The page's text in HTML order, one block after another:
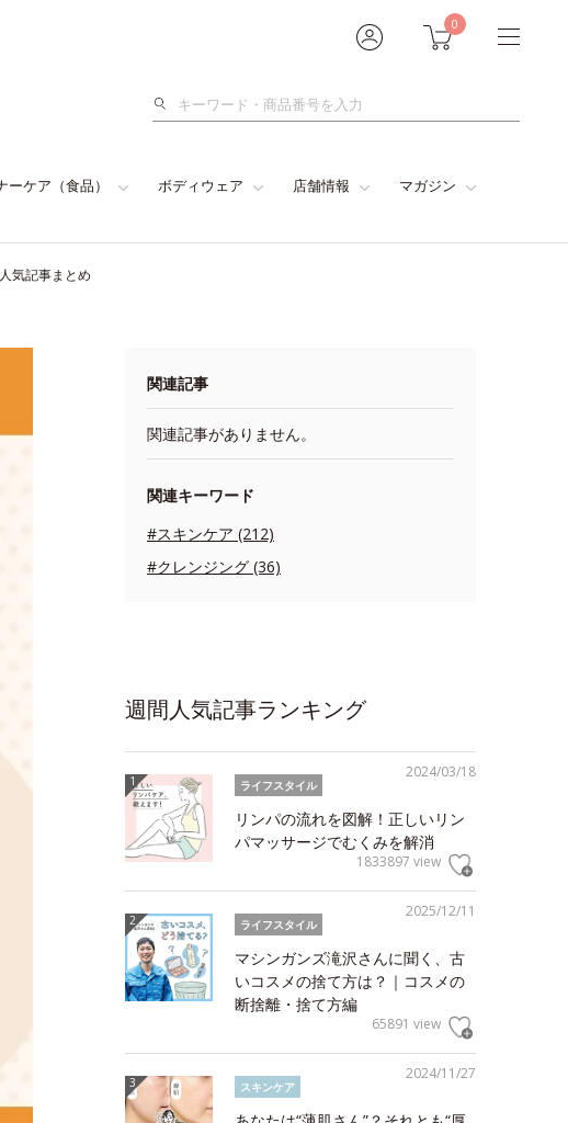
0
検
ーケア（食品） ボディウェア 店舗情報 マガジン
気記事まとめ
関連記事
関連記事がありません。
関連キーワード
#スキンケア (212)
#クレンジング (36)
週間人気記事ランキング
2024/03/18
ライフスタイル
リンパの流れを図解！正しいリン
パマッサージでむくみを解消
1833897 view
2025/12/11
ライフスタイル
マシンガンズ滝沢さんに聞く、古
いコスメの捨て方は？｜コスメの
断捨離・捨て方編
65891 view
2024/11/27
スキンケア